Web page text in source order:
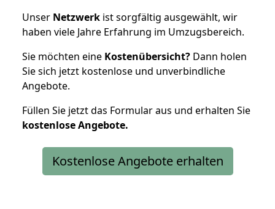
Unser Netzwerk ist sorgfältig ausgewählt, wir
haben viele Jahre Erfahrung im Umzugsbereich.
Sie möchten eine Kostenübersicht? Dann holen
Sie sich jetzt kostenlose und unverbindliche
Angebote.
Füllen Sie jetzt das Formular aus und erhalten Sie
kostenloseAngebote.
Kostenlose Angebote erhalten